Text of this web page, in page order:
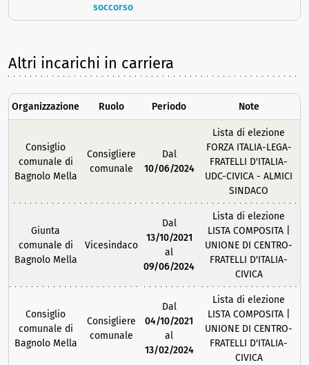
soccorso
Altri incarichi in carriera
Organizzazione Ruolo Periodo Note
Consiglio
comunale di
Bagnolo Mella
Consigliere
comunale
Dal
10/06/2024
Lista di elezione
FORZA ITALIA-LEGA-
FRATELLI D'ITALIA-
UDC-CIVICA - ALMICI
SINDACO
Giunta
comunale di
Bagnolo Mella
Vicesindaco
Dal
13/10/2021
al
09/06/2024
Lista di elezione
LISTA COMPOSITA |
UNIONE DI CENTRO-
FRATELLI D'ITALIA-
CIVICA
Consiglio
comunale di
Bagnolo Mella
Consigliere
comunale
Dal
04/10/2021
al
13/02/2024
Lista di elezione
LISTA COMPOSITA |
UNIONE DI CENTRO-
FRATELLI D'ITALIA-
CIVICA